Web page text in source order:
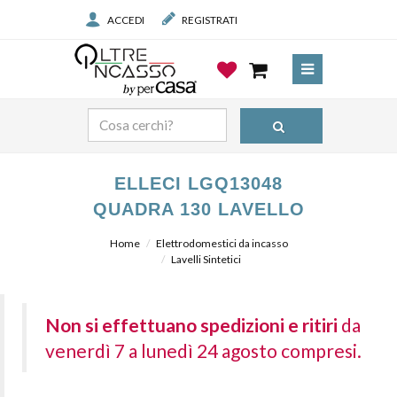
ACCEDI REGISTRATI
ELLECI LGQ13048
QUADRA 130 LAVELLO
Home
Elettrodomestici da incasso
Lavelli Sintetici
Non si effettuano spedizioni e ritiri da
venerdì 7 a lunedì 24 agosto compresi.